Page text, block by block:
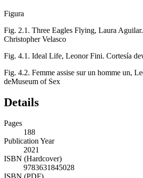
Figura
Fig. 2.1. Three Eagles Flying, Laura
Christopher Velasco
Fig. 4.1. Ideal Life, Leonor Fini. Cortesía
Fig. 4.2. Femme assise sur un homme un,
deMuseum of Sex
Details
Pages
188
Publication Year
2021
ISBN (Hardcover)
9783631845028
ISBN (PDF)